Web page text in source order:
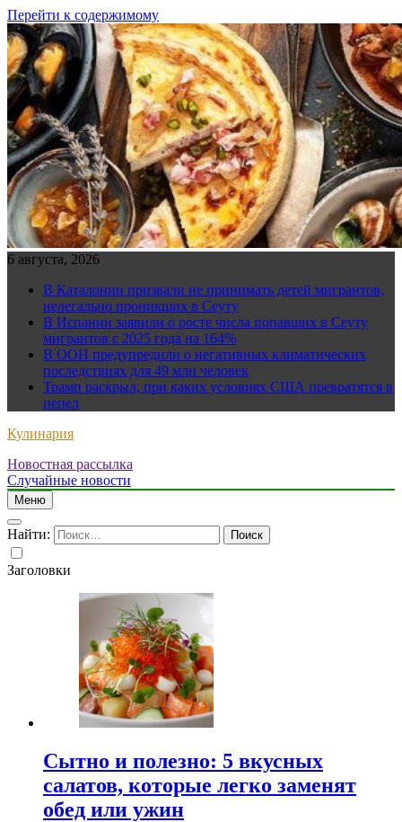
Перейти к содержимому
6 августа, 2026
В Каталонии призвали не принимать детей мигрантов,
нелегально проникших в Сеуту
В Испании заявили о росте числа попавших в Сеуту
мигрантов с 2025 года на 164%
В ООН предупредили о негативных климатических
последствиях для 49 млн человек
Трамп раскрыл, при каких условиях США превратятся в
пепел
Кулинария
Новостная рассылка
Случайные новости
Меню
Найти:
Заголовки
Сытно и полезно: 5 вкусных
салатов, которые легко заменят
обед или ужин